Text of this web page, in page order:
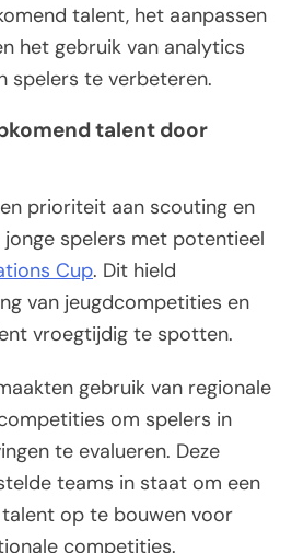
talent, het aanpassen
het gebruik van analytics
spelers te verbeteren.
talent door
prioriteit aan scouting en
spelers met potentieel
Cup. Dit hield
van jeugdcompetities en
vroegtijdig te spotten.
gebruik van regionale
om spelers in
te evalueren. Deze
teams in staat om een
op te bouwen voor
competities.